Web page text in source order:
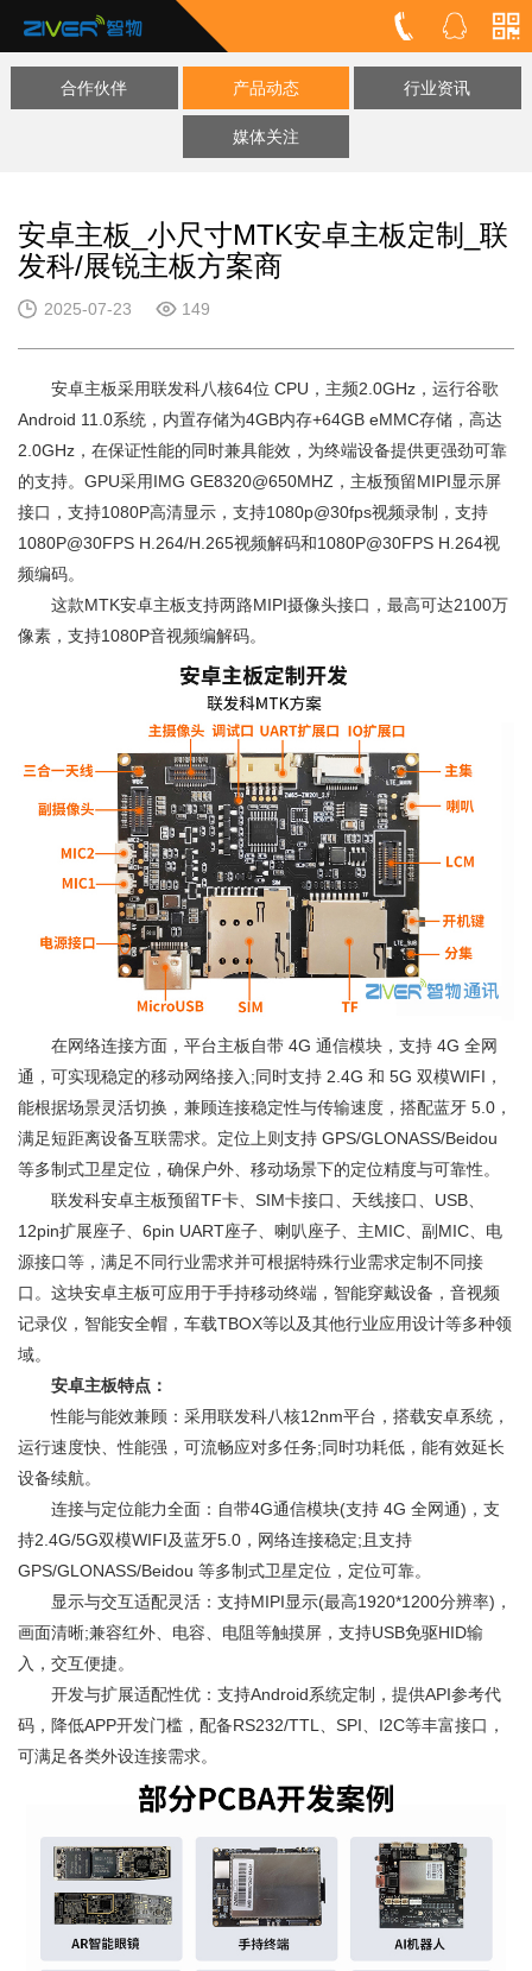
合作伙伴 产品动态 行业资讯
媒体关注
安卓主板_小尺寸MTK安卓主板定制_联
发科/展锐主板方案商
2025-07-23 149
安卓主板采用联发科八核64位 CPU，主频2.0GHz，运行谷歌
Android 11.0系统，内置存储为4GB内存+64GB eMMC存储，高达
2.0GHz，在保证性能的同时兼具能效，为终端设备提供更强劲可靠
的支持。GPU采用IMG GE8320@650MHZ，主板预留MIPI显示屏
接口，支持1080P高清显示，支持1080p@30fps视频录制，支持
1080P@30FPS H.264/H.265视频解码和1080P@30FPS H.264视
频编码。
这款MTK安卓主板支持两路MIPI摄像头接口，最高可达2100万
像素，支持1080P音视频编解码。
在网络连接方面，平台主板自带 4G 通信模块，支持 4G 全网
通，可实现稳定的移动网络接入;同时支持 2.4G 和 5G 双模WIFI，
能根据场景灵活切换，兼顾连接稳定性与传输速度，搭配蓝牙 5.0，
满足短距离设备互联需求。定位上则支持 GPS/GLONASS/Beidou
等多制式卫星定位，确保户外、移动场景下的定位精度与可靠性。
联发科安卓主板预留TF卡、SIM卡接口、天线接口、USB、
12pin扩展座子、6pin UART座子、喇叭座子、主MIC、副MIC、电
源接口等，满足不同行业需求并可根据特殊行业需求定制不同接
口。这块安卓主板可应用于手持移动终端，智能穿戴设备，音视频
记录仪，智能安全帽，车载TBOX等以及其他行业应用设计等多种领
域。
安卓主板特点：
性能与能效兼顾：采用联发科八核12nm平台，搭载安卓系统，
运行速度快、性能强，可流畅应对多任务;同时功耗低，能有效延长
设备续航。
连接与定位能力全面：自带4G通信模块(支持 4G 全网通)，支
持2.4G/5G双模WIFI及蓝牙5.0，网络连接稳定;且支持
GPS/GLONASS/Beidou 等多制式卫星定位，定位可靠。
显示与交互适配灵活：支持MIPI显示(最高1920*1200分辨率)，
画面清晰;兼容红外、电容、电阻等触摸屏，支持USB免驱HID输
入，交互便捷。
开发与扩展适配性优：支持Android系统定制，提供API参考代
码，降低APP开发门槛，配备RS232/TTL、SPI、I2C等丰富接口，
可满足各类外设连接需求。